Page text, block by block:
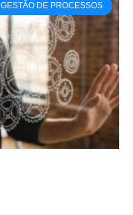
GESTÃO DE PROCESSOS